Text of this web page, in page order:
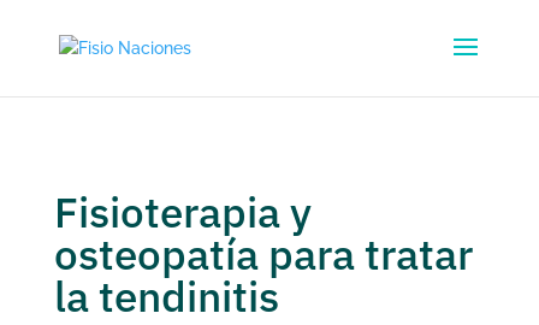
Fisioterapia y
osteopatía para tratar
la tendinitis